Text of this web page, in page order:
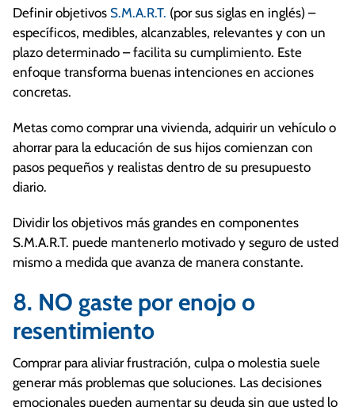
Definir objetivos S.M.A.R.T. (por sus siglas en inglés) –
específicos, medibles, alcanzables, relevantes y con un
plazo determinado – facilita su cumplimiento. Este
enfoque transforma buenas intenciones en acciones
concretas.
Metas como comprar una vivienda, adquirir un vehículo o
ahorrar para la educación de sus hijos comienzan con
pasos pequeños y realistas dentro de su presupuesto
diario.
Dividir los objetivos más grandes en componentes
S.M.A.R.T. puede mantenerlo motivado y seguro de usted
mismo a medida que avanza de manera constante.
8. NO gaste por enojo o
resentimiento
Comprar para aliviar frustración, culpa o molestia suele
generar más problemas que soluciones. Las decisiones
emocionales pueden aumentar su deuda sin que usted lo